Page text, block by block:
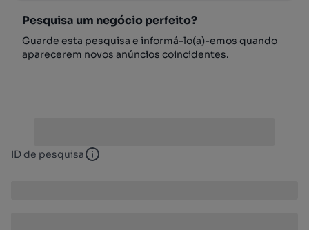
Pesquisa um negócio perfeito?
Guarde esta pesquisa e informá-lo(a)-emos quando
aparecerem novos anúncios coincidentes.
ID de pesquisa ID de pesquisa